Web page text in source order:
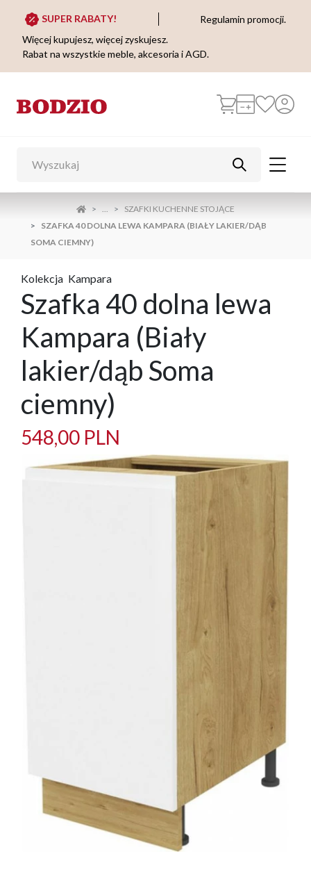
SUPER RABATY!
Regulamin promocji.
Więcej kupujesz, więcej zyskujesz.
Rabat na wszystkie meble, akcesoria i AGD.
...
SZAFKI KUCHENNE STOJĄCE
SZAFKA 40 DOLNA LEWA KAMPARA (BIAŁY LAKIER/DĄB
SOMA CIEMNY)
Kolekcja Kampara
Szafka 40 dolna lewa
Kampara (Biały
lakier/dąb Soma
ciemny)
548,00 PLN